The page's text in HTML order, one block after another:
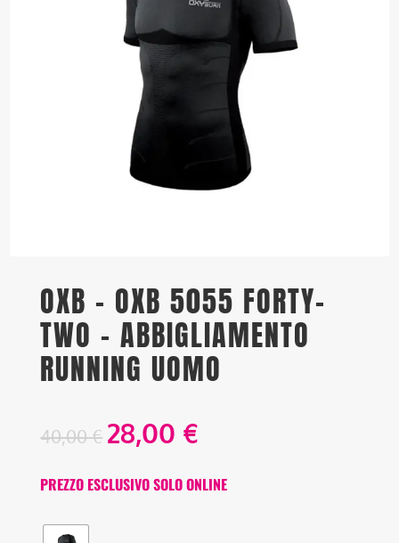
OXB – OXB 5055 FORTY-
TWO – ABBIGLIAMENTO
RUNNING UOMO
40,00€ 28,00 €
PREZZO ESCLUSIVO SOLO ONLINE